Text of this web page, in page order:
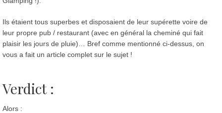
Ils étaient tous superbes et disposaient de leur supérette voire de
leur propre pub / restaurant (avec en général la cheminé qui fait
plaisir les jours de pluie)… Bref comme mentionné ci-dessus, on
vous a fait un article complet sur le sujet !
Verdict :
Alors :